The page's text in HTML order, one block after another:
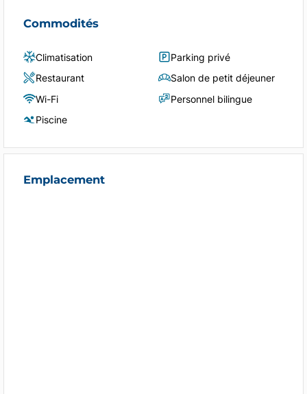
Commodités
Climatisation
Restaurant
Wi-Fi
Piscine
Parking privé
Salon de petit déjeuner
Personnel bilingue
Emplacement